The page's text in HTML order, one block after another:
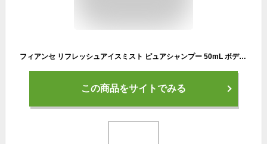
フィアンセ リフレッシュアイスミスト ピュアシャンプー 50mL ボディ・ヘッドを瞬間リフレッシュ冷たさ長持ち ピュアシャンプー香る冷感ミスト
この商品をサイトでみる